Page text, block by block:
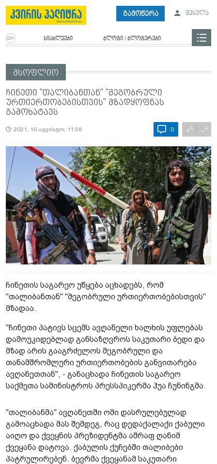
გამოწერა შესვლა
სიახლეები ბლოგი / ბლოგერები
მსოფლიო
ჩინეთი "თალიბანთან" "მეგობრული
ურთიერთობებისთვის" მზადყოფნას
გამოხატავს
2021, 16 აგვისტო, 11:58 0 +A −A
ჩინეთის საგარეო უწყება აცხადებს, რომ
"თალიბანთან" "მეგობრული ურთიერთობებისთვის"
მზადაა.
"ჩინეთი პატივს სცემს ავღანელი ხალხის უფლებას
დამოუკიდებლად განსაზღვროს საკუთარი ბედი და
მზად არის გააგრძელოს მეგობრული და
თანამშრომლური ურთიერთობების განვითარება
ავღანეთთან", - განაცხადა ჩინეთის საგარეო
საქმეთა სამინისტროს პრესსპიკერმა ჰუა ჩუნინგმა.
"თალიბანმა" ავღანეთში ომი დასრულებულად
გამოაცხადა მას შემდეგ, რაც დედაქალაქი ქაბული
აიღო და ქვეყნის პრეზიდენტმა აშრაფ ღანიმ
ქვეყანა დატოვა. ქაბულის ქუჩებში თალიბები
პატრულირებენ. ბევრმა ქვეყანამ საკუთარი